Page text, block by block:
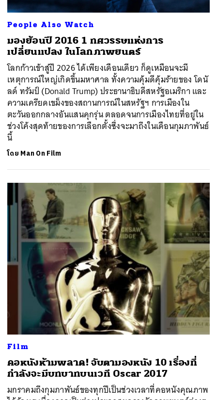
People Also Watch
มองย้อนปี 2016 1 ทศวรรษแห่งการ
เปลี่ยนแปลง ในโลกภาพยนตร์
โลกก้าวเข้าสู่ปี 2026 ได้เพียงเดือนเดียว ก็ดูเหมือนจะมี
เหตุการณ์ใหญ่เกิดขึ้นมหาศาล ทั้งความคุ้มดีคุ้มร้ายของ โดนั
ลด์ ทรัมป์ (Donald Trump) ประธานาธิบดีสหรัฐอเมริกา และ
ความเครียดเขม็งของสถานการณ์ในสหรัฐฯ การเมืองใน
ตะวันออกกลางอันแสนคุกรุ่น ตลอดจนการเมืองไทยที่อยู่ใน
ช่วงโค้งสุดท้ายของการเลือกตั้งซึ่งจะมาถึงในเดือนกุมภาพันธ์
นี้
โดย Man On Film
Film
คอหนังห้ามพลาด! จับตามองหนัง 10 เรื่องที่
กำลังจะมีบทบาทบนเวที Oscar 2017
มกราคมถึงกุมภาพันธ์ของทุกปีเป็นช่วงเวลาที่คอหนังคุณภาพ